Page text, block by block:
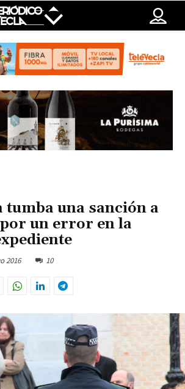
tumba una sanción a
un error en la
2016 10